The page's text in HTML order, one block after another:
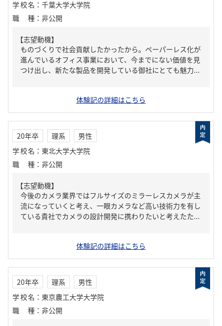
学校名 ： 千葉大学大学院
職種 ： 非公開
【志望動機】
ものづくりで社会貢献したかったから。ペーパーレス化が
進んでいるオフィス事業において、今までにない価値を見
つけ出し、新たな製品を開発している御社にとても魅力...
体験記の詳細はこちら
20年卒 理系
男性
学校名 ： 東北大学大学院
職種 ： 非公開
【志望動機】
今後のカメラ業界ではフルサイズのミラーレスカメラが主
流になっていくと考え、一眼カメラなど高い技術力を有し
ている貴社でカメラの設計開発に携わりたいと考えたた...
体験記の詳細はこちら
20年卒 理系
男性
学校名 ： 東京農工大学大学院
職種 ： 非公開